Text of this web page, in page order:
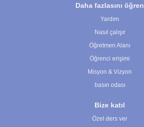
Daha fazlasını öğren
Yardım
Nasıl çalışır
Öğretmen Alanı
Öğrenci erişimi
Misyon & Vizyon
basın odası
Bize katıl
Özel ders ver